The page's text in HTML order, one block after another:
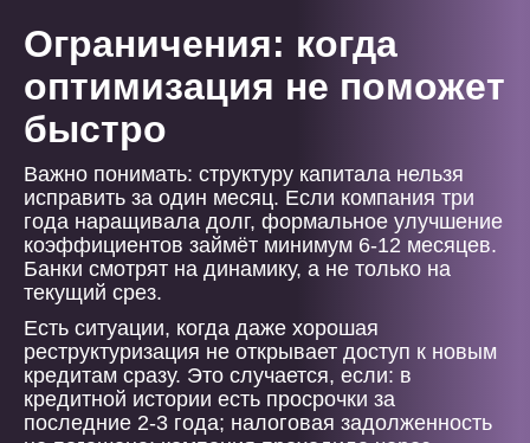
Ограничения: когда
оптимизация не поможет
быстро
Важно понимать: структуру капитала нельзя
исправить за один месяц. Если компания три
года наращивала долг, формальное улучшение
коэффициентов займёт минимум 6-12 месяцев.
Банки смотрят на динамику, а не только на
текущий срез.
Есть ситуации, когда даже хорошая
реструктуризация не открывает доступ к новым
кредитам сразу. Это случается, если: в
кредитной истории есть просрочки за
последние 2-3 года; налоговая задолженность